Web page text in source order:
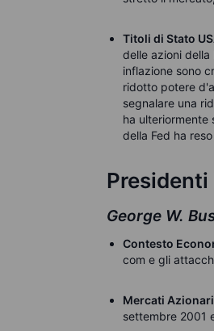
Titoli di Stato
delle azioni della
inflazione sono
ridotto potere
segnalare una
ha ulteriormente
della Fed ha
George W.
Contesto
com e gli
Mercati Azionari
settembre 2001